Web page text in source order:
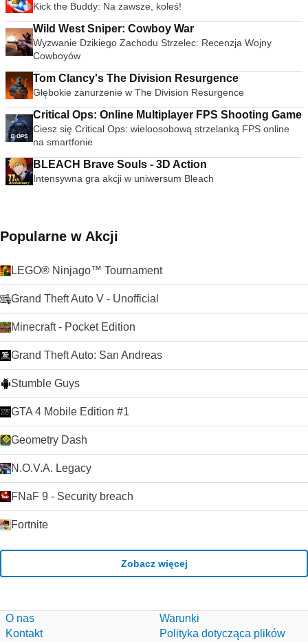
Kick the Buddy: Na zawsze, koleś!
Wild West Sniper: Cowboy War
Wyzwanie Dzikiego Zachodu Strzelec: Recenzja Wojny
Cowboyów
Tom Clancy's The Division Resurgence
Głębokie zanurzenie w The Division Resurgence
Critical Ops: Online Multiplayer FPS Shooting Game
Ciesz się Critical Ops: wieloosobową strzelanką FPS online
na smartfonie
BLEACH Brave Souls - 3D Action
Intensywna gra akcji w uniwersum Bleach
Popularne w Akcji
LEGO® Ninjago™ Tournament
Grand Theft Auto V - Unofficial
Minecraft - Pocket Edition
Grand Theft Auto: San Andreas
Stumble Guys
GTA 4 Mobile Edition #1
Geometry Dash
N.O.V.A. Legacy
FNaF 9 - Security breach
Fortnite
Zobacz więcej
O nas
Kontakt
Warunki
Polityka dotycząca plików